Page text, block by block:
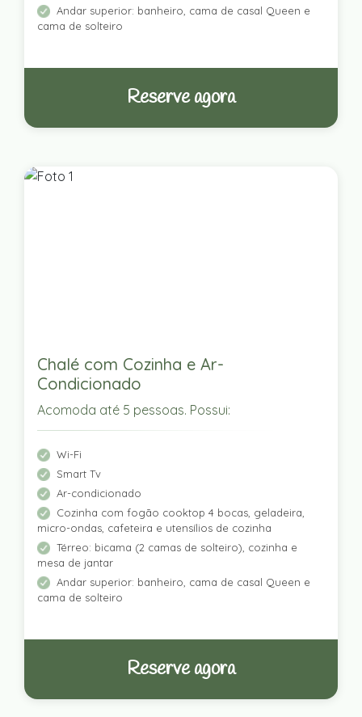
Andar superior: banheiro, cama de casal Queen e
cama de solteiro
Reserve agora
Chalé com Cozinha e Ar-
Condicionado
Acomoda até 5 pessoas. Possui:
Wi-Fi
Smart Tv
Ar-condicionado
Cozinha com fogão cooktop 4 bocas, geladeira,
micro-ondas, cafeteira e utensílios de cozinha
Térreo: bicama (2 camas de solteiro), cozinha e
mesa de jantar
Andar superior: banheiro, cama de casal Queen e
cama de solteiro
Reserve agora